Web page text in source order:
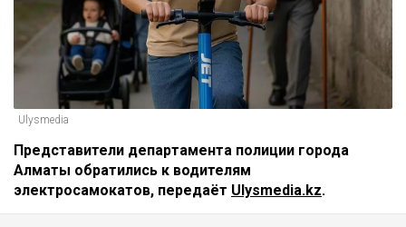
Ulysmedia
Представители департамента полиции города
Алматы обратились к водителям
электросамокатов, передаёт Ulysmedia.kz.